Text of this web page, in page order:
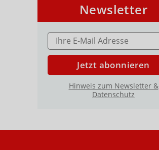
Newsletter
E-MAIL ADRESSE
Jetzt abonnieren
Hinweis zum Newsletter &
Datenschutz